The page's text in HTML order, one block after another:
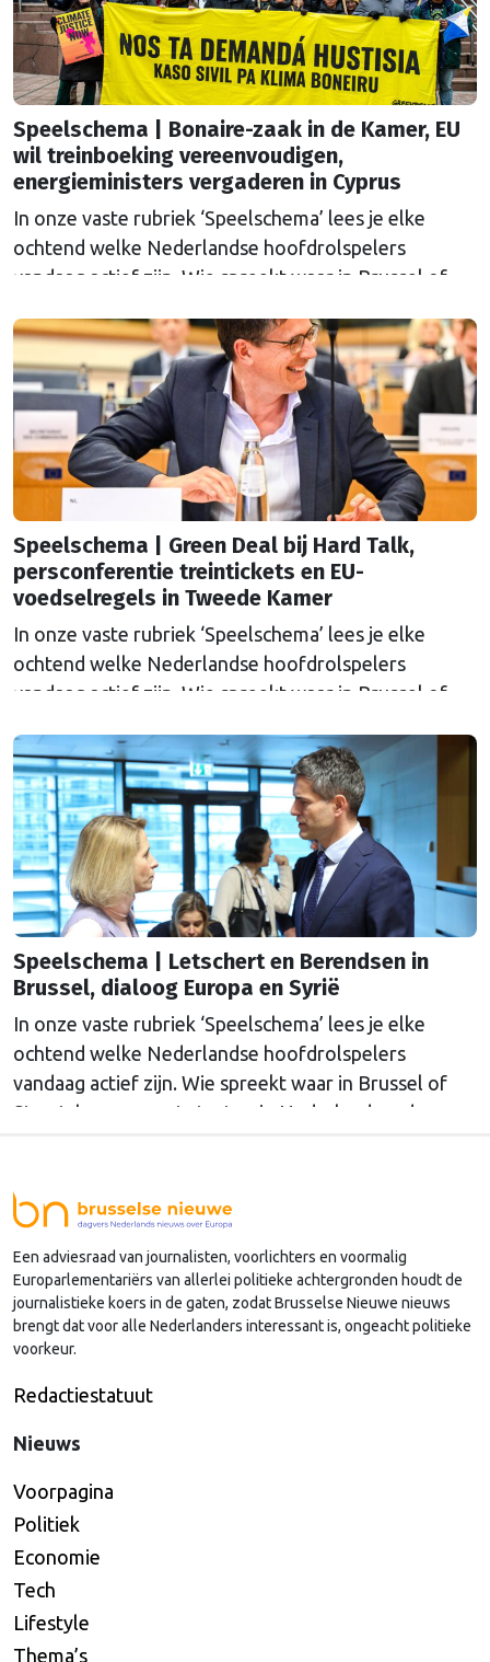
Speelschema | Bonaire-zaak in de Kamer, EU
wil treinboeking vereenvoudigen,
energieministers vergaderen in Cyprus
In onze vaste rubriek ‘Speelschema’ lees je elke
ochtend welke Nederlandse hoofdrolspelers
vandaag actief zijn. Wie spreekt waar in Brussel of
agenda?
Speelschema | Green Deal bij Hard Talk,
persconferentie treintickets en EU-
voedselregels in Tweede Kamer
In onze vaste rubriek ‘Speelschema’ lees je elke
ochtend welke Nederlandse hoofdrolspelers
vandaag actief zijn. Wie spreekt waar in Brussel of
agenda?
Speelschema | Letschert en Berendsen in
Brussel, dialoog Europa en Syrië
In onze vaste rubriek ‘Speelschema’ lees je elke
ochtend welke Nederlandse hoofdrolspelers
vandaag actief zijn. Wie spreekt waar in Brussel of
Straatsburg, en wat staat er in Nederland op de
Een adviesraad van journalisten, voorlichters en voormalig
Europarlementariërs van allerlei politieke achtergronden houdt de
journalistieke koers in de gaten, zodat Brusselse Nieuwe nieuws
brengt dat voor alle Nederlanders interessant is, ongeacht politieke
voorkeur.
Redactiestatuut
Nieuws
Voorpagina
Politiek
Economie
Tech
Lifestyle
Thema’s